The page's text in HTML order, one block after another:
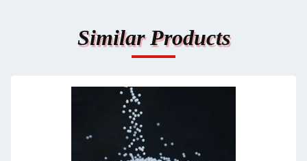
Similar Products